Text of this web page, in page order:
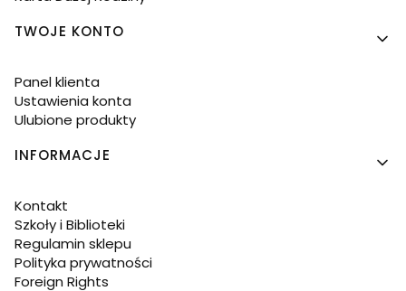
TWOJE KONTO
Panel klienta
Ustawienia konta
Ulubione produkty
INFORMACJE
Kontakt
Szkoły i Biblioteki
Regulamin sklepu
Polityka prywatności
Foreign Rights